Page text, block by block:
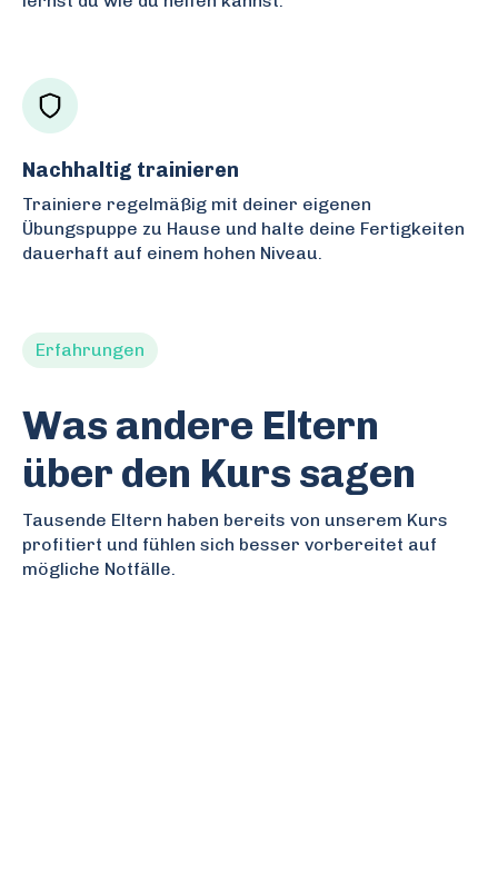
Nachhaltig trainieren
Trainiere regelmäßig mit deiner eigenen
Übungspuppe zu Hause und halte deine Fertigkeiten
dauerhaft auf einem hohen Niveau.
Erfahrungen
Was andere Eltern
über den Kurs sagen
Tausende Eltern haben bereits von unserem Kurs
profitiert und fühlen sich besser vorbereitet auf
mögliche Notfälle.